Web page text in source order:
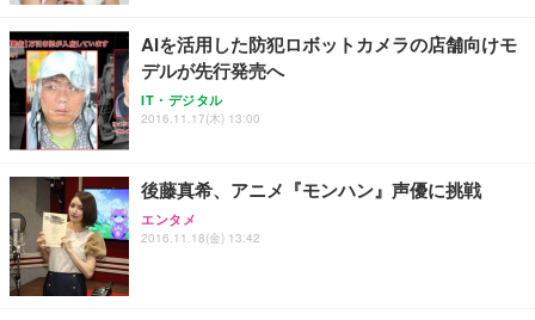
ョン PCチェア 通気性メッシュ ゲーミング/勉強/事
務用 おしゃれ パソコンチェア (ホワイト)
ANDWINT オフィスチェア デスクチェア 肘なし メ
ッシュ 通気性 ランバーサポート付き 腰サポート ガ
ス圧無段階昇降 360度回転 キャスター付き コンパク
【MiniLED/24.5inch/280Hz/FHD】GRAPHT THE S
HOOTER Gaming Monitor 24” Essential ゲーミン
グモニター QD 24.5インチ 1ms FHD 量子ドット 残
アイリスオーヤマ ペットシーツ 超厚型 お徳用 レギ
ュラー 200枚入【Amazon.co.jp限定】
AIを活用した防犯ロボットカメラの店舗向けモ
デルが先行発売へ
IT・デジタル
2016.11.17(木) 13:00
後藤真希、アニメ『モンハン』声優に挑戦
エンタメ
2016.11.18(金) 13:42